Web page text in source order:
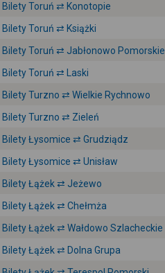
Bilety Toruń ⇄ Konotopie
Bilety Toruń ⇄ Książki
Bilety Toruń ⇄ Jabłonowo Pomorskie
Bilety Toruń ⇄ Laski
Bilety Turzno ⇄ Wielkie Rychnowo
Bilety Turzno ⇄ Zieleń
Bilety Łysomice ⇄ Grudziądz
Bilety Łysomice ⇄ Unisław
Bilety Łążek ⇄ Jeżewo
Bilety Łążek ⇄ Chełmża
Bilety Łążek ⇄ Wałdowo Szlacheckie
Bilety Łążek ⇄ Dolna Grupa